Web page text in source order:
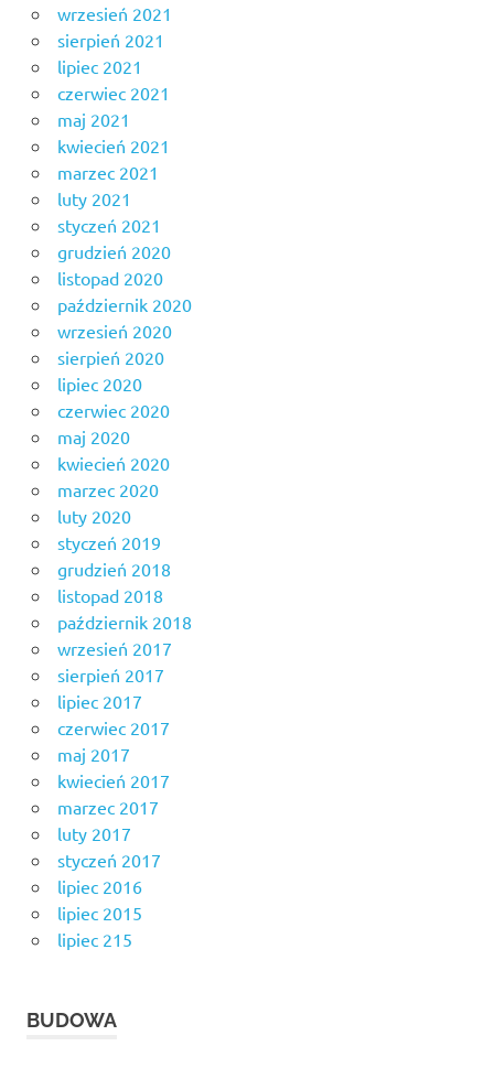
wrzesień 2021
sierpień 2021
lipiec 2021
czerwiec 2021
maj 2021
kwiecień 2021
marzec 2021
luty 2021
styczeń 2021
grudzień 2020
listopad 2020
październik 2020
wrzesień 2020
sierpień 2020
lipiec 2020
czerwiec 2020
maj 2020
kwiecień 2020
marzec 2020
luty 2020
styczeń 2019
grudzień 2018
listopad 2018
październik 2018
wrzesień 2017
sierpień 2017
lipiec 2017
czerwiec 2017
maj 2017
kwiecień 2017
marzec 2017
luty 2017
styczeń 2017
lipiec 2016
lipiec 2015
lipiec 215
BUDOWA